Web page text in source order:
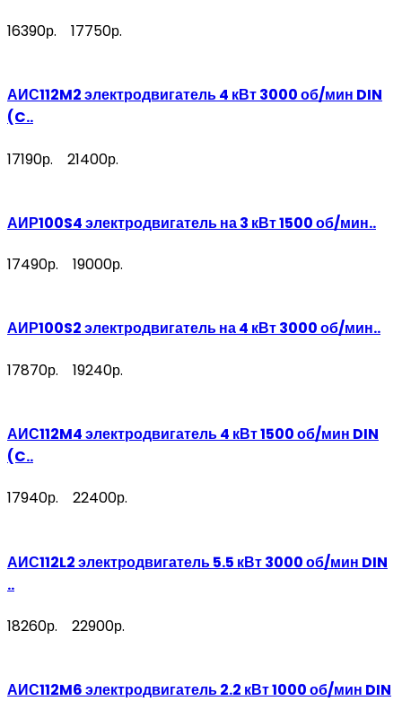
16390р. 17750р.
АИС112M2 электродвигатель 4 кВт 3000 об/мин DIN
(C..
17190р. 21400р.
АИР100S4 электродвигатель на 3 кВт 1500 об/мин..
17490р. 19000р.
АИР100S2 электродвигатель на 4 кВт 3000 об/мин..
17870р. 19240р.
АИС112M4 электродвигатель 4 кВт 1500 об/мин DIN
(C..
17940р. 22400р.
АИС112L2 электродвигатель 5.5 кВт 3000 об/мин DIN
..
18260р. 22900р.
АИС112M6 электродвигатель 2.2 кВт 1000 об/мин DIN